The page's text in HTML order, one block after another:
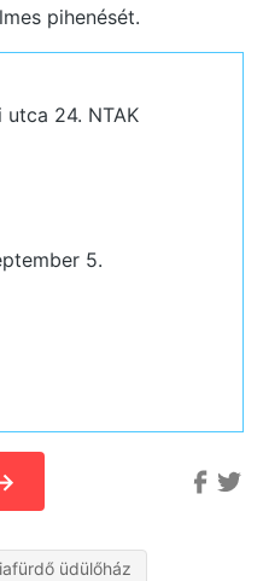
pihenését.
utca 24. NTAK
5.
üdülőház